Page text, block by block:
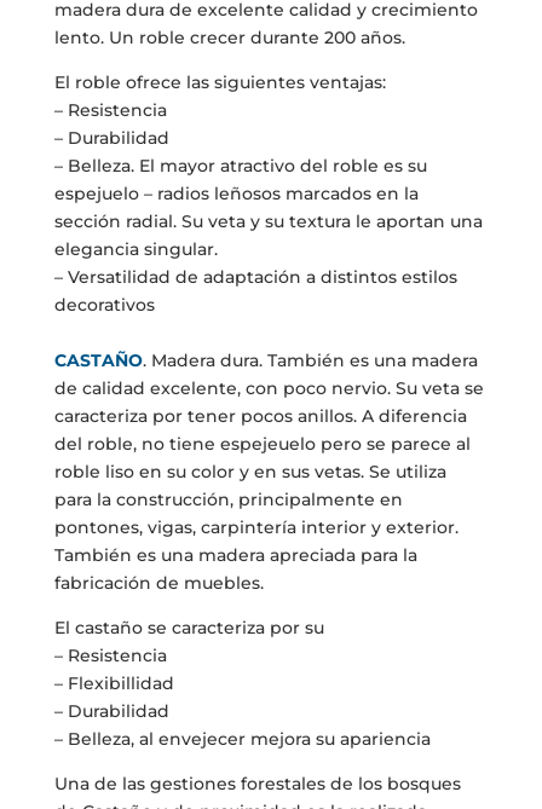
madera dura de excelente calidad y crecimiento
lento. Un roble crecer durante 200 años.
El roble ofrece las siguientes ventajas:
– Resistencia
– Durabilidad
– Belleza. El mayor atractivo del roble es su
espejuelo – radios leñosos marcados en la
sección radial. Su veta y su textura le aportan una
elegancia singular.
– Versatilidad de adaptación a distintos estilos
decorativos
CASTAÑO. Madera dura. También es una madera
de calidad excelente, con poco nervio. Su veta se
caracteriza por tener pocos anillos. A diferencia
del roble, no tiene espejeuelo pero se parece al
roble liso en su color y en sus vetas. Se utiliza
para la construcción, principalmente en
pontones, vigas, carpintería interior y exterior.
También es una madera apreciada para la
fabricación de muebles.
El castaño se caracteriza por su
– Resistencia
– Flexibillidad
– Durabilidad
– Belleza, al envejecer mejora su apariencia
Una de las gestiones forestales de los bosques